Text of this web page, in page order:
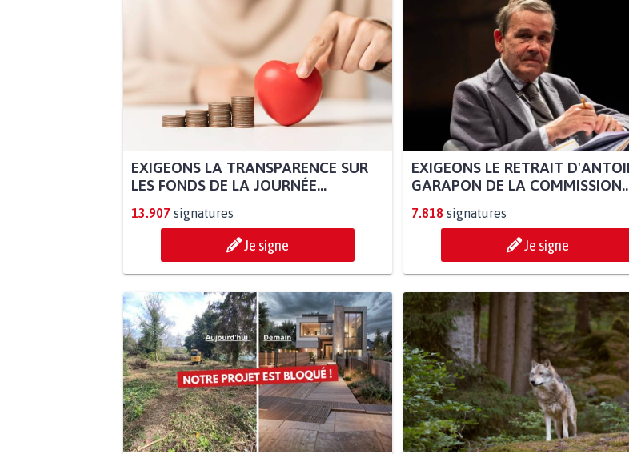
EXIGEONS LA TRANSPARENCE SUR
LES FONDS DE LA JOURNÉE...
13.907 signatures
Je signe
EXIGEONS LE RETRAIT
GARAPON DE LA
7.818 signatures
Je signe